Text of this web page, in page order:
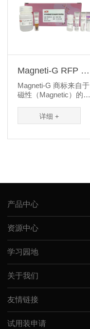
Magneti-G RFP 标
签免疫沉淀/免疫共
沉淀试剂盒
Magneti-G 商标来自于
磁性（Magnetic）的英
汉语拼音的首字母，
因...
详细 +
产品中心
资源中心
学习园地
关于我们
友情链接
试用装申请